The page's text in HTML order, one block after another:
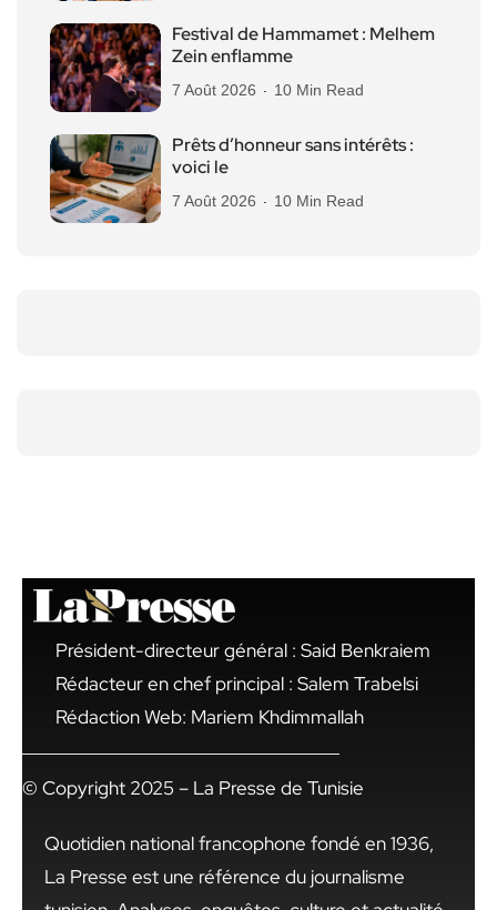
Festival de Hammamet : Melhem
Zein enflamme
7 Août 2026 10 Min Read
Prêts d’honneur sans intérêts :
voici le
7 Août 2026 10 Min Read
Président-directeur général : Said Benkraiem
Rédacteur en chef principal : Salem Trabelsi
Rédaction Web: Mariem Khdimmallah
© Copyright 2025 – La Presse de Tunisie
Quotidien national francophone fondé en 1936,
La Presse est une référence du journalisme